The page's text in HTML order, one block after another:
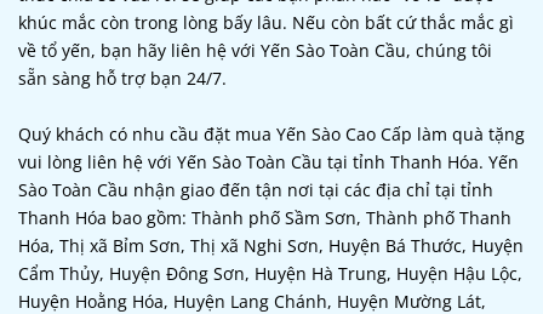
khúc mắc còn trong lòng bấy lâu. Nếu còn bất cứ thắc mắc gì
về tổ yến, bạn hãy liên hệ với Yến Sào Toàn Cầu, chúng tôi
sẵn sàng hỗ trợ bạn 24/7.
Quý khách có nhu cầu đặt mua Yến Sào Cao Cấp làm quà tặng
vui lòng liên hệ với Yến Sào Toàn Cầu tại tỉnh Thanh Hóa. Yến
Sào Toàn Cầu nhận giao đến tận nơi tại các địa chỉ tại tỉnh
Thanh Hóa bao gồm: Thành phố Sầm Sơn, Thành phố Thanh
Hóa, Thị xã Bỉm Sơn, Thị xã Nghi Sơn, Huyện Bá Thước, Huyện
Cẩm Thủy, Huyện Đông Sơn, Huyện Hà Trung, Huyện Hậu Lộc,
Huyện Hoằng Hóa, Huyện Lang Chánh, Huyện Mường Lát,